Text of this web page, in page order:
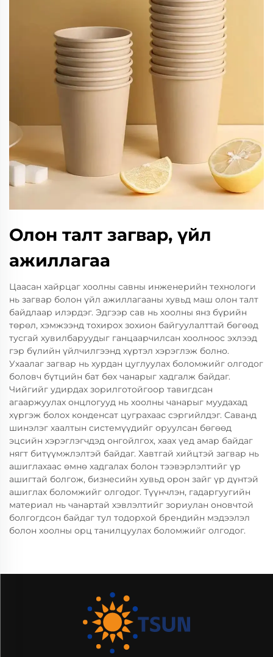
Олон талт загвар, үйл
ажиллагаа
Цаасан хайрцаг хоолны савны инженерийн технологи
нь загвар болон үйл ажиллагааны хувьд маш олон талт
байдлаар илэрдэг. Эдгээр сав нь хоолны янз бүрийн
төрөл, хэмжээнд тохирох зохион байгуулалттай бөгөөд
тусгай хувилбаруудыг ганцаарчилсан хоолноос эхлээд
гэр бүлийн үйлчилгээнд хүртэл хэрэглэж болно.
Ухаалаг загвар нь хурдан цуглуулах боломжийг олгодог
боловч бүтцийн бат бөх чанарыг хадгалж байдаг.
Чийгийг удирдах зорилготойгоор тавигдсан
агааржуулах онцлогууд нь хоолны чанарыг муудахад
хүргэж болох конденсат цуграхаас сэргийлдэг. Саванд
шинэлэг хаалтын системүүдийг оруулсан бөгөөд
эцсийн хэрэглэгчдэд онгойлгох, хаах үед амар байдаг
нягт битүүмжлэлтэй байдаг. Хавтгай хийцтэй загвар нь
ашиглахаас өмнө хадгалах болон тээвэрлэлтийг үр
ашигтай болгож, бизнесийн хувьд орон зайг үр дүнтэй
ашиглах боломжийг олгодог. Түүнчлэн, гадаргуугийн
материал нь чанартай хэвлэлтийг зориулан оновчтой
болгогдсон байдаг тул тодорхой брендийн мэдээлэл
болон хоолны орц танилцуулах боломжийг олгодог.